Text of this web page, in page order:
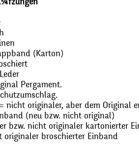
(Karton)
Pergament.
nicht originaler, aber dem Original
(neu bzw. nicht original)
bzw. nicht originaler kartonierter
originaler broschierter Einband